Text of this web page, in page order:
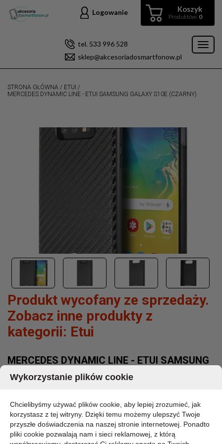
Koszyk
Produktów: 0
Logowanie
tel. 533 996 528
sklep@akcesoriadosmartfonow.pl
STRONA GŁÓWNA / ETUI /
MERCEDES DYNAMIC LINE - ETUI SAMSUNG GALAXY S10E (CZARNY)
Produkt wycofany ze sprzedaży.
Zobacz inne produkty z
kategorii: Etui
MERCEDES DYNAMIC LINE - ETUI SAMSUNG
GALAXY S10E (CZARNY)
KOD PRODUKTU:
MEHCS10LSRCFBK
DOSTĘPNOŚĆ:
CHWILOWO BRAK - PROSZĘ PYTAĆ
Wykorzystanie plików cookie
Chcielibyśmy używać plików cookie, aby lepiej zrozumieć, jak
korzystasz z tej witryny. Dzięki temu możemy ulepszyć Twoje
przyszłe doświadczenia na naszej stronie internetowej. Ponadto
pliki cookie pozwalają nam i sieci reklamowej, z którą